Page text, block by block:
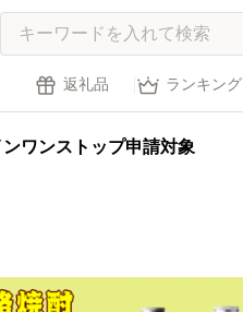
返礼品 ランキング
ワンストップ申請対象